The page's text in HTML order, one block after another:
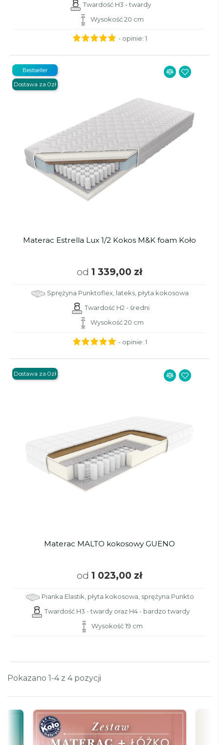
Twardość H3 - twardy
Wysokość 20 cm
- opinie: 1
Materac Estrella Lux 1/2 Kokos M&K foam Koło
od 1 339,00 zł
Sprężyna Punktoflex, lateks, płyta kokosowa
Twardość H2 - średni
Wysokość 20 cm
Bestseller
Dostawa za 0zł
- opinie: 1
Materac MALTO kokosowy GUENO
od 1 023,00 zł
Pianka Elastik, płyta kokosowa, sprężyna Punkto
Twardość H3 - twardy oraz H4 - bardzo twardy
Wysokość 19 cm
Dostawa za 0zł
Pokazano 1-4 z 4 pozycji